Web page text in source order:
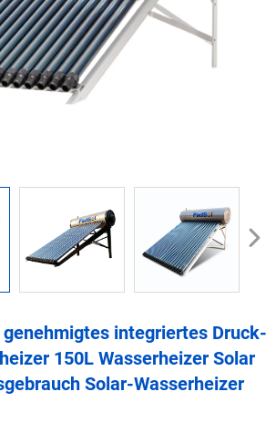
integriertes Druck-
150L Wasserheizer Solar
Solar-Wasserheizer